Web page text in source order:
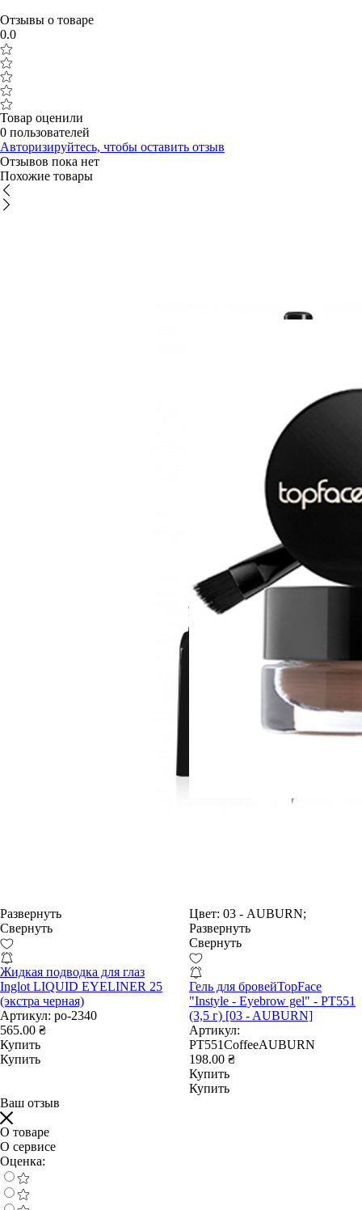
Отзывы о товаре
0.0
Товар оценили
0 пользователей
Авторизируйтесь, чтобы оставить отзыв
Отзывов пока нет
Похожие товары
Развернуть
Свернуть
Жидкая подводка для глаз
Inglot LIQUID EYELINER 25
(экстра черная)
Артикул: po-2340
565.00 ₴
Купить
Купить
Цвет: 03 - AUBURN;
Развернуть
Свернуть
Гель для бровейTopFace
"Instyle - Eyebrow gel" - PT551
(3,5 г) [03 - AUBURN]
Артикул:
PT551CoffeeAUBURN
198.00 ₴
Купить
Купить
Ваш отзыв
О товаре
О сервисе
Оценка: